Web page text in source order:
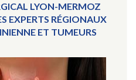
LYON-MERMOZ
EXPERTS RÉGIONAUX
ET TUMEURS